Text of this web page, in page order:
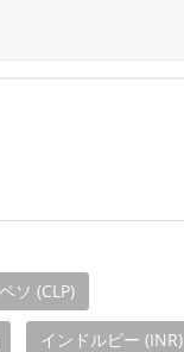
ソ (CLP)
インドルピー (INR)